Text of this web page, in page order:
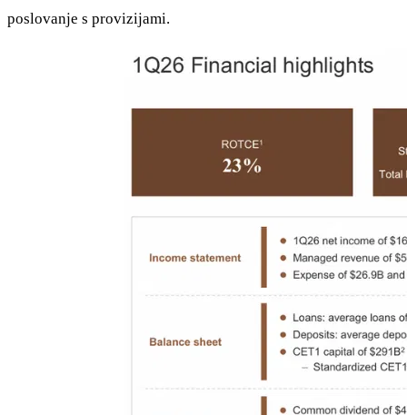
poslovanje s provizijami.